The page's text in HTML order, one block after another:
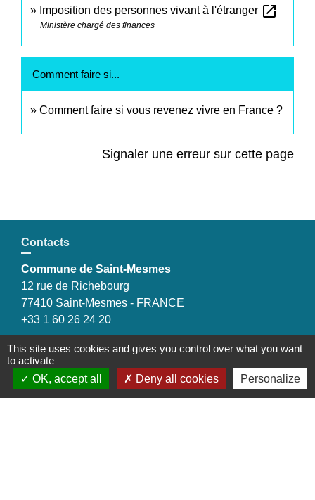
Imposition des personnes vivant à l'étranger open_in_new
Ministère chargé des finances
Comment faire si...
Comment faire si vous revenez vivre en France ?
Signaler une erreur sur cette page
Contacts
Commune de Saint-Mesmes
12 rue de Richebourg
77410 Saint-Mesmes - FRANCE
+33 1 60 26 24 20
Liens
This site uses cookies and gives you control over what you want
to activate
OK, accept all
Deny all cookies Personalize